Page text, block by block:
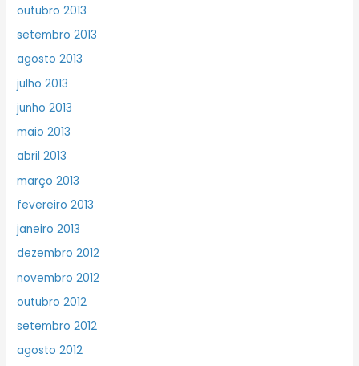
outubro 2013
setembro 2013
agosto 2013
julho 2013
junho 2013
maio 2013
abril 2013
março 2013
fevereiro 2013
janeiro 2013
dezembro 2012
novembro 2012
outubro 2012
setembro 2012
agosto 2012